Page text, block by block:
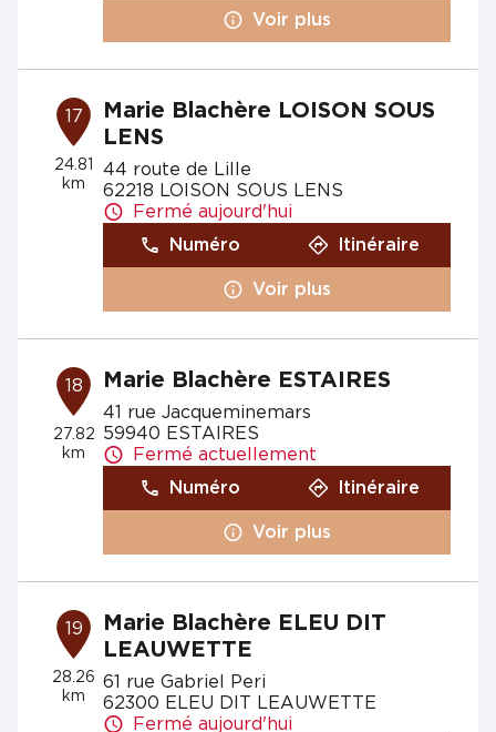
Voir plus
17
24.81
km
Marie Blachère LOISON SOUS
LENS
44 route de Lille
62218 LOISON SOUS LENS
Fermé aujourd'hui
Numéro
Itinéraire
Voir plus
18
27.82
km
Marie Blachère ESTAIRES
41 rue Jacqueminemars
59940 ESTAIRES
Fermé actuellement
Numéro
Itinéraire
Voir plus
19
28.26
km
Marie Blachère ELEU DIT
LEAUWETTE
61 rue Gabriel Peri
62300 ELEU DIT LEAUWETTE
Fermé aujourd'hui